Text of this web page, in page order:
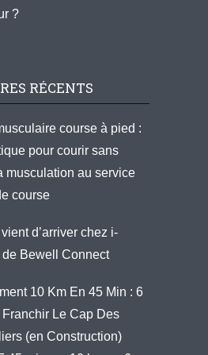
?
RÉCENTS
course à pied :
pour courir sans
musculation au service
course
vient d’arriver chez i-
de Bewell Connect
10 Km En 45 Min : 6
Le Cap Des
(en Construction)